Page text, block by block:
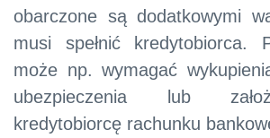
obarczone są dodatkowymi
musi spełnić kredytobiorca.
może np. wymagać
ubezpieczenia lub
kredytobiorcę rachunku